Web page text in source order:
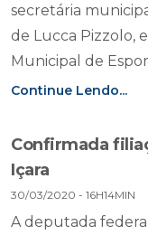
secretária
de Lucca Pizzolo,
Municipal de
Continue Lendo...
Confirmada
Içara
30/03/2020 - 16H14MIN
A deputada